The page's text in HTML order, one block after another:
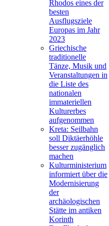
Rhodos eines der
besten
Ausflugsziele
Europas im Jahr
2023
Griechische
traditionelle
Tänze, Musik und
Veranstaltungen in
die Liste des
nationalen
immateriellen
Kulturerbes
aufgenommen
Kreta: Seilbahn
soll Diktäerhöhle
besser zugänglich
machen
Kulturministerium
informiert über die
Modernisierung
der
archäologischen
Stätte im antiken
Korinth